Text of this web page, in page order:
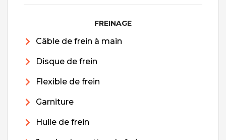
FREINAGE
Câble de frein à main
Disque de frein
Flexible de frein
Garniture
Huile de frein